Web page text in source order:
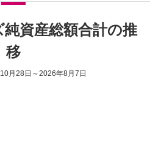
資産総額合計の推
移
月28日～2026年8月7日